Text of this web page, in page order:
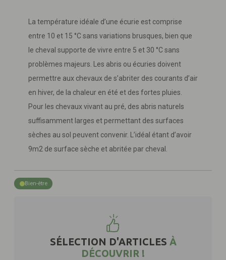
La température idéale d’une écurie est comprise
entre 10 et 15 °C sans variations brusques, bien que
le cheval supporte de vivre entre 5 et 30 °C sans
problèmes majeurs. Les abris ou écuries doivent
permettre aux chevaux de s’abriter des courants d’air
en hiver, de la chaleur en été et des fortes pluies.
Pour les chevaux vivant au pré, des abris naturels
suffisamment larges et permettant des surfaces
sèches au sol peuvent convenir. L’idéal étant d’avoir
9m2 de surface sèche et abritée par cheval.
Bien-être
SÉLECTION D'ARTICLES À
DÉCOUVRIR !